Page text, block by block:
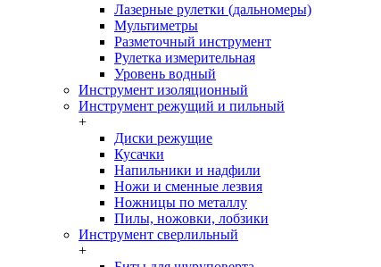
Лазерные рулетки (дальномеры)
Мультиметры
Разметочный инструмент
Рулетка измерительная
Уровень водный
Инструмент изоляционный
Инструмент режущий и пильный
+
Диски режущие
Кусачки
Напильники и надфили
Ножи и сменные лезвия
Ножницы по металлу
Пилы, ножовки, лобзики
Инструмент сверлильный
+